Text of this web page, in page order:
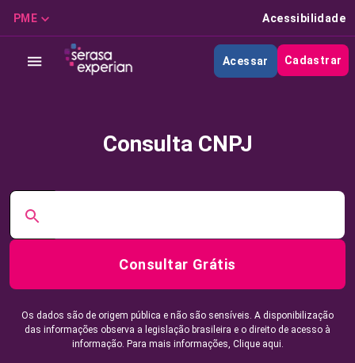
PME Acessibilidade
Acessar Cadastrar
Consulta CNPJ
Consultar Grátis
Os dados são de origem pública e não são sensíveis. A disponibilização
das informações observa a legislação brasileira e o direito de acesso à
informação. Para mais informações, Clique aqui.